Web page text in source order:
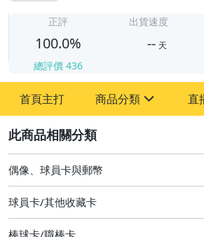
正評
100.0%
總評價 436
出貨速度
-- 天
首頁主打 商品分類
玩具、模型與公仔
偶像、球員卡與郵幣
直
偶像、球員卡與郵幣
球員卡/其他收藏卡
棒球卡/職棒卡